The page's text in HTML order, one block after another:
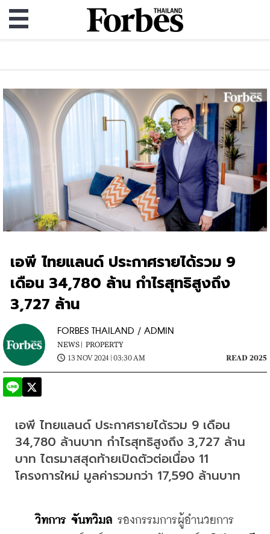
เอพี ไทยแลนด์ ประกาศรายได้รวม 9
เดือน 34,780 ล้าน กำไรสุทธิสูงถึง
3,727 ล้าน
FORBES THAILAND / ADMIN
NEWS | PROPERTY
13 NOV 2024 | 03:30 AM
READ 2025
เอพี ไทยแลนด์ ประกาศรายได้รวม 9 เดือน
34,780 ล้านบาท กำไรสุทธิสูงถึง 3,727 ล้าน
บาท ไตรมาสสุดท้ายเปิดตัวต่อเนื่อง 11
โครงการใหม่ มูลค่ารวมกว่า 17,590 ล้านบาท
วิทการ จันทวิมล รองกรรมการผู้อำนวยการ